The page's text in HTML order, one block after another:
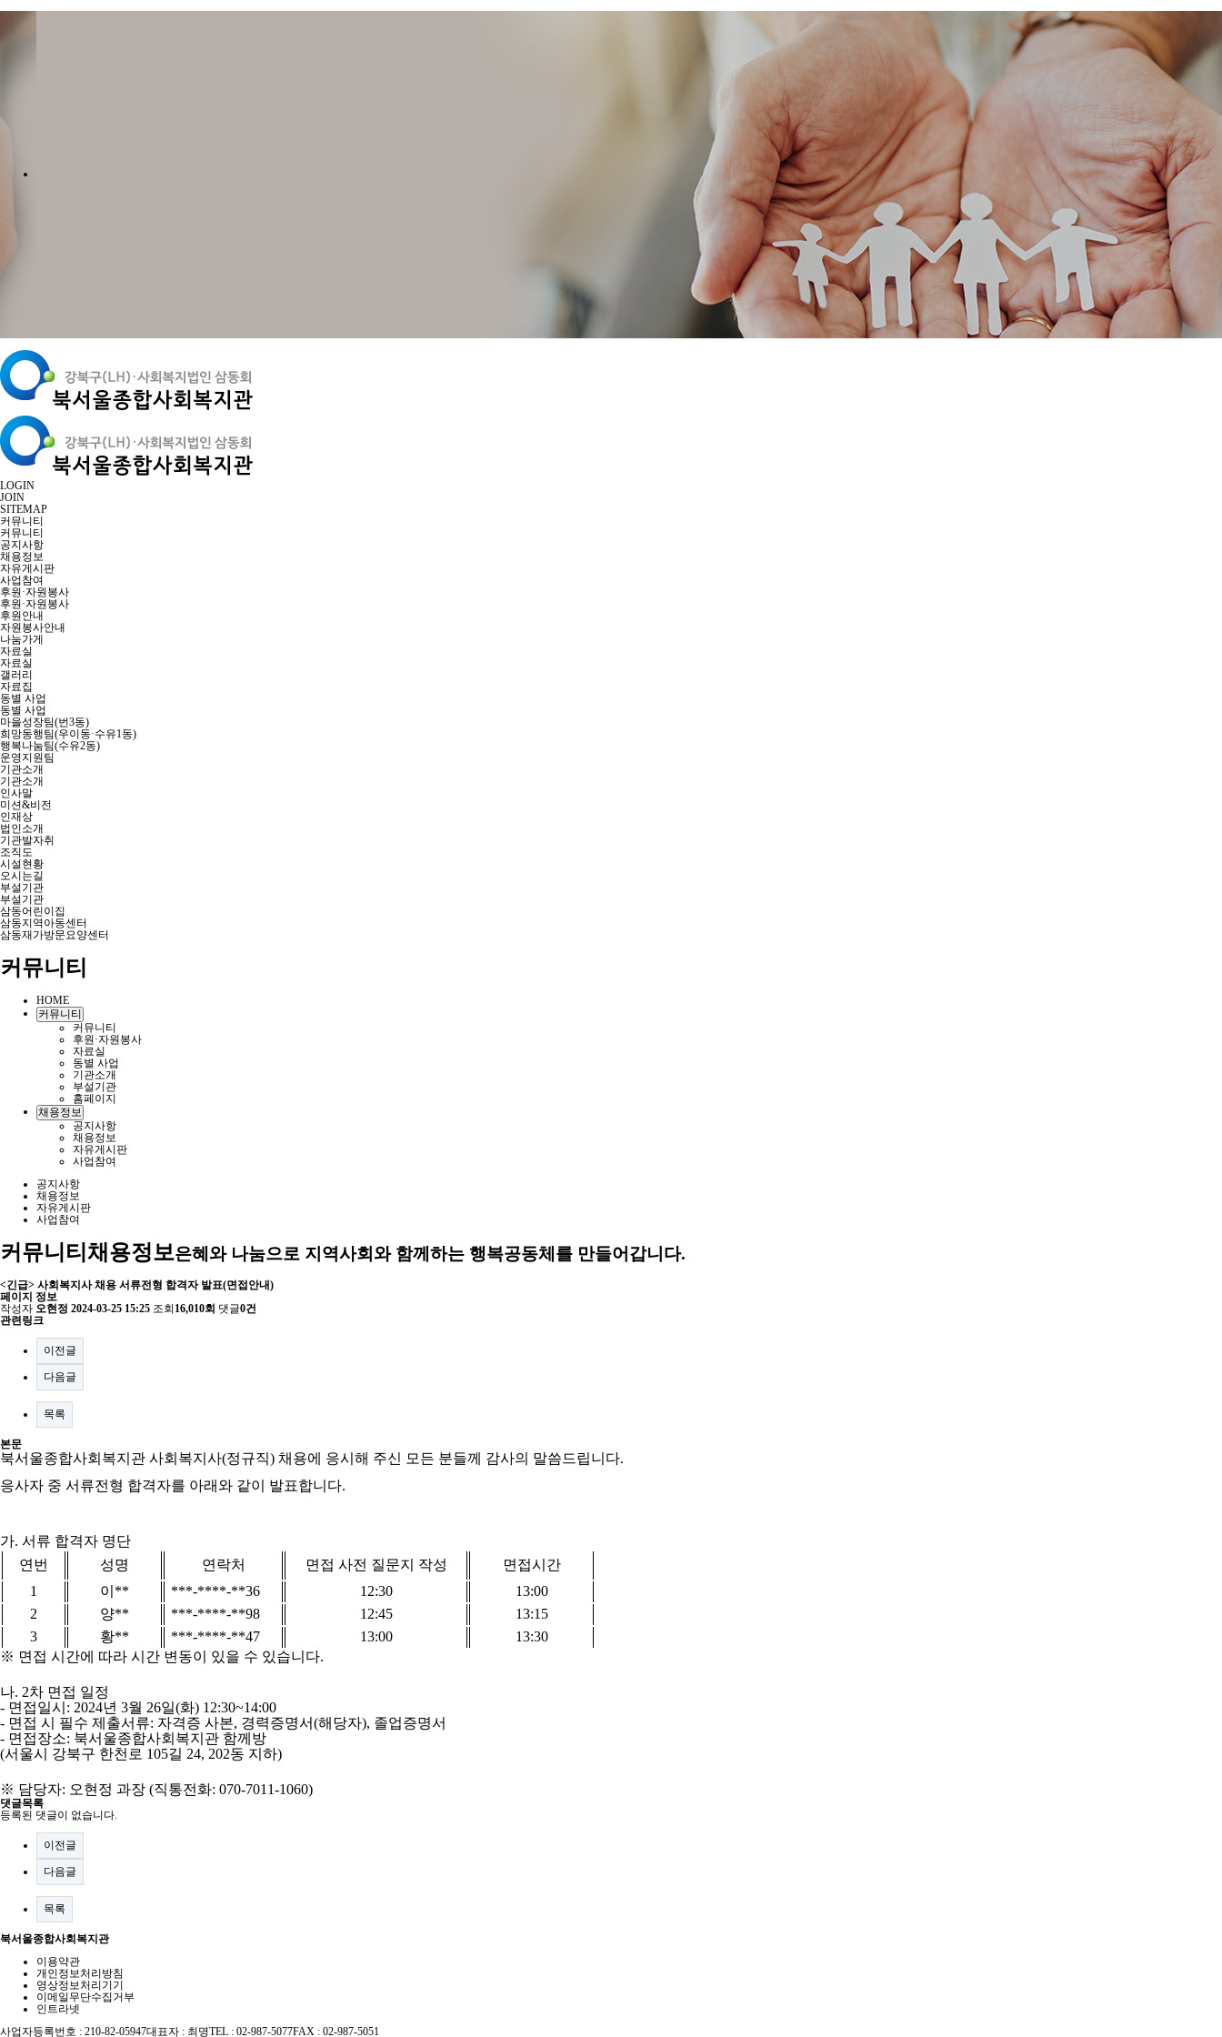
LOGIN
JOIN
SITEMAP
커뮤니티
커뮤니티
공지사항
채용정보
자유게시판
사업참여
후원·자원봉사
후원·자원봉사
후원안내
자원봉사안내
나눔가게
자료실
자료실
갤러리
자료집
동별 사업
동별 사업
마을성장팀(번3동)
희망동행팀(우이동·수유1동)
행복나눔팀(수유2동)
운영지원팀
기관소개
기관소개
인사말
미션&비전
인재상
법인소개
기관발자취
조직도
시설현황
오시는길
부설기관
부설기관
삼동어린이집
삼동지역아동센터
삼동재가방문요양센터
커뮤니티
HOME
커뮤니티
커뮤니티
후원·자원봉사
자료실
동별 사업
기관소개
부설기관
홈페이지
채용정보
공지사항
채용정보
자유게시판
사업참여
공지사항
채용정보
자유게시판
사업참여
커뮤니티 채용정보은혜와 나눔으로 지역사회와 함께하는 행복공동체를 만들어갑니다.
<긴급> 사회복지사 채용 서류전형 합격자 발표(면접안내)
페이지 정보
작성자 오현정 2024-03-25 15:25 조회 16,010회 댓글0건
관련링크
이전글
다음글
목록
본문
북서울종합사회복지관 사회복지사(정규직) 채용에 응시해 주신 모든 분들께 감사의 말씀드립니다.
응사자 중 서류전형 합격자를 아래와 같이 발표합니다.
가. 서류 합격자 명단
연번
성명 연락처 면접 사전 질문지 작성
면접시간
1
이 ** ***-****-**36 12:30
13:00
2
양** ***-****-**98 12:45
13:15
3
황** ***-****-**47 13:00
13:30
※ 면접 시간에 따라 시간 변동이 있을 수 있습니다.
나. 2차 면접 일정
- 면접일시 : 2024년 3월 26일(화) 12:30~14:00
- 면접 시 필수 제출서류: 자격증 사본, 경력증명서(해당자), 졸업증명서
- 면접장소: 북서울종합사회복지관 함께방
(서울시 강북구 한천로 105길 24, 202동 지하)
※ 담당자: 오현정 과장 (직통전화: 070-7011-1060)
댓글목록
등록된 댓글이 없습니다.
이전글
다음글
목록
북서울종합사회복지관
이용약관
개인정보처리방침
영상정보처리기기
이메일무단수집거부
인트라넷
사업자등록번호 : 210-82-05947대표자 : 최명TEL : 02-987-5077FAX : 02-987-5051